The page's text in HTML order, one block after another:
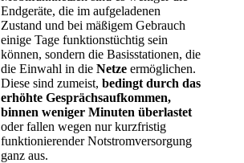
Endgeräte, die im aufgeladenen
Zustand und bei mäßigem Gebrauch
einige Tage funktionstüchtig sein
können, sondern die Basisstationen, die
die Einwahl in die Netze ermöglichen.
Diese sind zumeist, bedingt durch das
erhöhte Gesprächsaufkommen,
binnen weniger Minuten überlastet
oder fallen wegen nur kurzfristig
funktionierender Notstromversorgung
ganz aus.